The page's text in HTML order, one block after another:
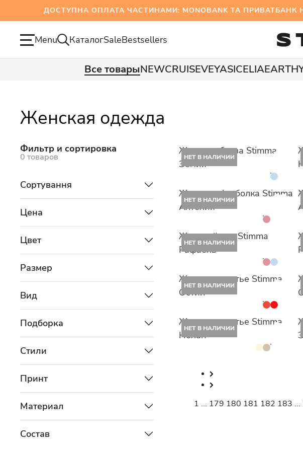
ДОСТУПНА ОПЛАТА ЧАСТИНАМИ: MONOBANK ТА
Menu КаталогSaleBestsellers
Все товарыNEWCRUISEVEYASICELIA
Женская одежда
Фильтр и сортировка
0 товаров
Сортування
Цена
Цвет
Размер
Вид
Подборка
Стили
Принт
Материал
Состав
НЕТ В НАЛИЧИИ
Женская блуза Stimma
Земия
НЕТ В НАЛИЧИИ
Женская футболка Stimma
Алтелия
НЕТ В НАЛИЧИИ
Женский топ Stimma
Рафаель
НЕТ В НАЛИЧИИ
Женское платье Stimma
Остин
НЕТ В НАЛИЧИИ
Женское платье Stimma
Нолан
1 ... 179 180 181 182 183 ...